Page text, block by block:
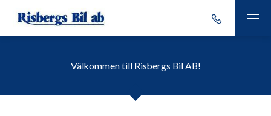
Välkommen till Risbergs Bil AB!